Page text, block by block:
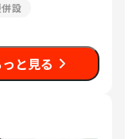
設
と見る